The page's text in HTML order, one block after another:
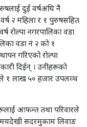
दुई वर्षअघि नै
२ महिला र १ पुरुषसहित
रोल्पा नगरपालिका वडा
वडा नं २ को १
गरिएको रोल्पा
दिईन् । उनीहरूको
१ लाख ५० हजार उपलव्ध
आफन्त तथा परिवारले
सदरमुकाम लिवाङ